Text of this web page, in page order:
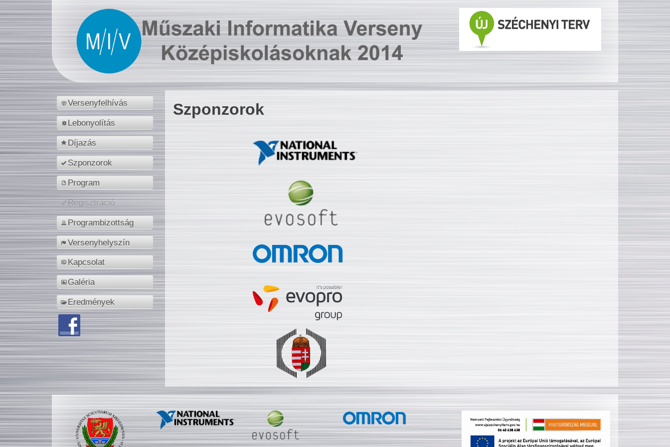
Versenyfelhívás
Lebonyolítás
Díjazás
Szponzorok
Program
Regisztráció
Programbizottság
Versenyhelyszín
Kapcsolat
Galéria
Eredmények
Szponzorok